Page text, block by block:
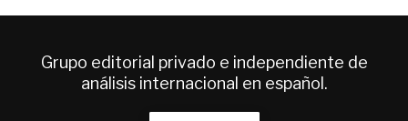
Grupo editorial privado e independiente de
análisis internacional en español.